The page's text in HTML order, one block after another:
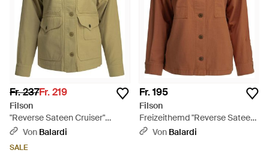
Fr. 237Fr. 219
Filson
"Reverse Sateen Cruiser"
Overshirt-Jacke - Grün
Von Balardi
SALE
Fr. 195
Filson
Freizeithemd "Reverse Sateen
Jac Shirt". - Braun
Von Balardi